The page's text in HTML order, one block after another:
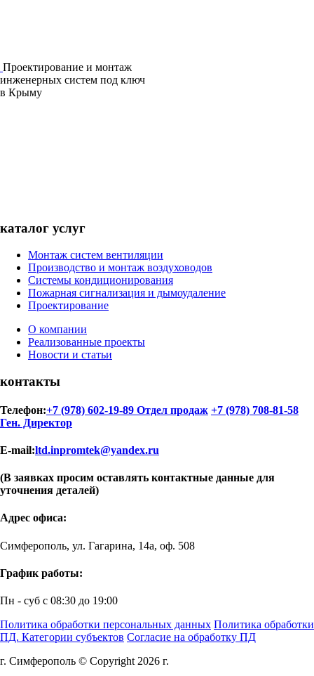
Проектирование и монтаж
инженерных систем под ключ
в Крыму
каталог услуг
Монтаж систем вентиляции
Производство и монтаж воздуховодов
Системы кондиционирования
Пожарная сигнализация и дымоудаление
Проектирование
О компании
Реализованные проекты
Новости и статьи
контакты
Телефон:+7 (978) 602-19-89 Отдел продаж +7 (978) 708-81-58
Ген. Директор
E-mail:ltd.inpromtek@yandex.ru
(В заявках просим оставлять контактные данные для
уточнения деталей)
Адрес офиса:
Симферополь, ул. Гагарина, 14а, оф. 508
График работы:
Пн - суб с 08:30 до 19:00
Политика обработки персональных данных Политика обработки
ПД. Категории субъектов Согласие на обработку ПД
г. Симферополь © Copyright 2026 г.